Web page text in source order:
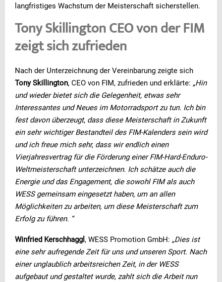
langfristiges Wachstum der Meisterschaft sicherstellen.
Tony Skillington CEO von der FIM
zeigt sich zufrieden
Nach der Unterzeichnung der Vereinbarung zeigte sich
Tony Skillington, CEO von FIM, zufrieden und erklärte: „Hin
und wieder bietet sich die Gelegenheit, etwas sehr
Interessantes und Neues im Motorradsport zu tun. Ich bin
fest davon überzeugt, dass diese Meisterschaft in Zukunft
ein sehr wichtiger Bestandteil des FIM-Kalenders sein wird
und ich freue mich sehr, dass wir endlich einen
Vierjahresvertrag für die Förderung einer FIM-Hard-Enduro-
Weltmeisterschaft unterzeichnen. Ich schätze auch die
Energie und das Engagement, die sowohl FIM als auch
WESS gemeinsam eingesetzt haben, um an allen
Möglichkeiten zu arbeiten, um diese Meisterschaft zum
Erfolg zu führen. “
Winfried Kerschhaggl , WESS Promotion GmbH: „Dies ist
eine sehr aufregende Zeit für uns und unseren Sport. Nach
einer unglaublich arbeitsreichen Zeit, in der WESS
aufgebaut und gestaltet wurde, zahlt sich die Arbeit nun